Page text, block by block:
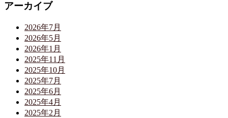
アーカイブ
2026年7月
2026年5月
2026年1月
2025年11月
2025年10月
2025年7月
2025年6月
2025年4月
2025年2月